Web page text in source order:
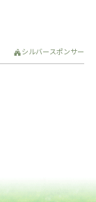
シルバースポンサー